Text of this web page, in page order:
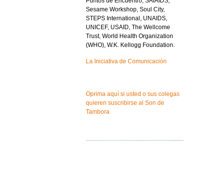
Sesame Workshop, Soul City,
STEPS International, UNAIDS,
UNICEF, USAID, The Wellcome
Trust, World Health Organization
(WHO), W.K. Kellogg Foundation.
La Iniciativa de Comunicación
Oprima aquí si usted o sus colegas
quieren suscribirse al Son de
Tambora